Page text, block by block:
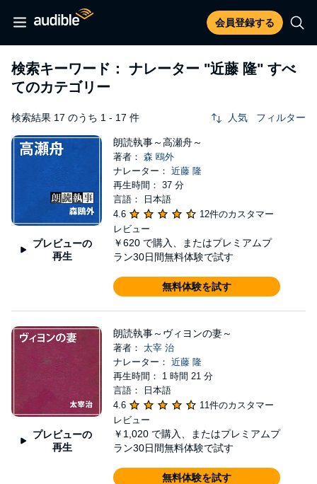
会員登録する
検索キーワード： ナレーター "近藤 隆" すべ
てのカテゴリー
検索結果 17 のうち 1 - 17 件 人気 フィルター
プレビューの
再生
朗読執事～高瀬舟～
著者： 森 鴎外
ナレーター： 近藤 隆
再生時間： 37 分
言語： 日本語
4.6
12件のカスタマー
レビュー
￥620 で購入、またはプレミアムプ
ラン30日間無料体験で試す
無料体験を試す
プレビューの
再生
朗読執事～ヴィヨンの妻～
著者： 太宰 治
ナレーター： 近藤 隆
再生時間： 1 時間 21 分
言語： 日本語
4.6
11件のカスタマー
レビュー
￥1,020 で購入、またはプレミアムプ
ラン30日間無料体験で試す
無料体験を試す